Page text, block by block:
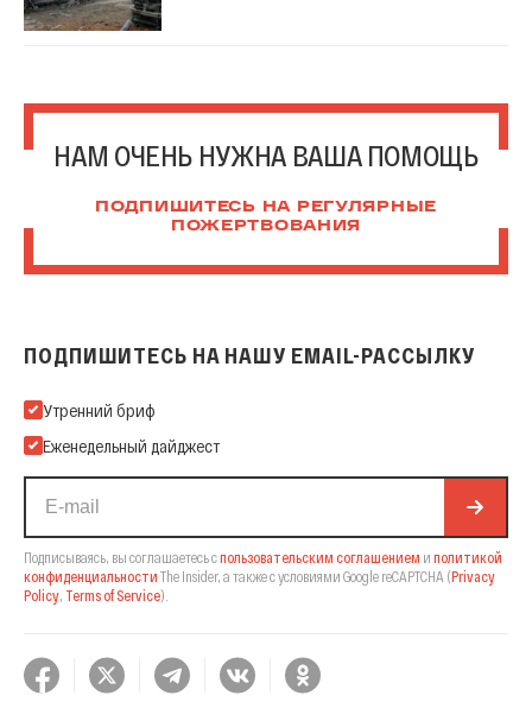
НАМ ОЧЕНЬ НУЖНА ВАША ПОМОЩЬ
ПОДПИШИТЕСЬ НА РЕГУЛЯРНЫЕ
ПОЖЕРТВОВАНИЯ
ПОДПИШИТЕСЬ НА НАШУ EMAIL-РАССЫЛКУ
Подпишитесь на нашу Email-рассылку
Утренний бриф
Еженедельный дайджест
Подписываясь, вы соглашаетесь спользовательским соглашением и политикой
конфиденциальности The Insider, а также с условиями Google reCAPTCHA (Privacy
Policy, Terms of Service).